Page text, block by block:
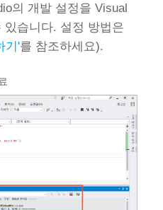
의 개발 설정을 Visual
습니다. 설정 방법은
기'를 참조하세요).